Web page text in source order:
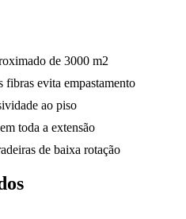
de 3000 m2
fibras evita empastamento
ao piso
toda a extensão
de baixa rotação